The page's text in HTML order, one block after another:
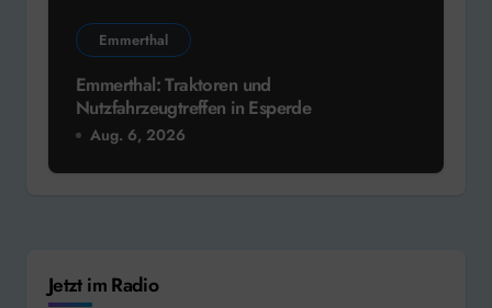
Emmerthal
Emmerthal: Traktoren und
Nutzfahrzeugtreffen in Esperde
Aug. 6, 2026
Jetzt im Radio